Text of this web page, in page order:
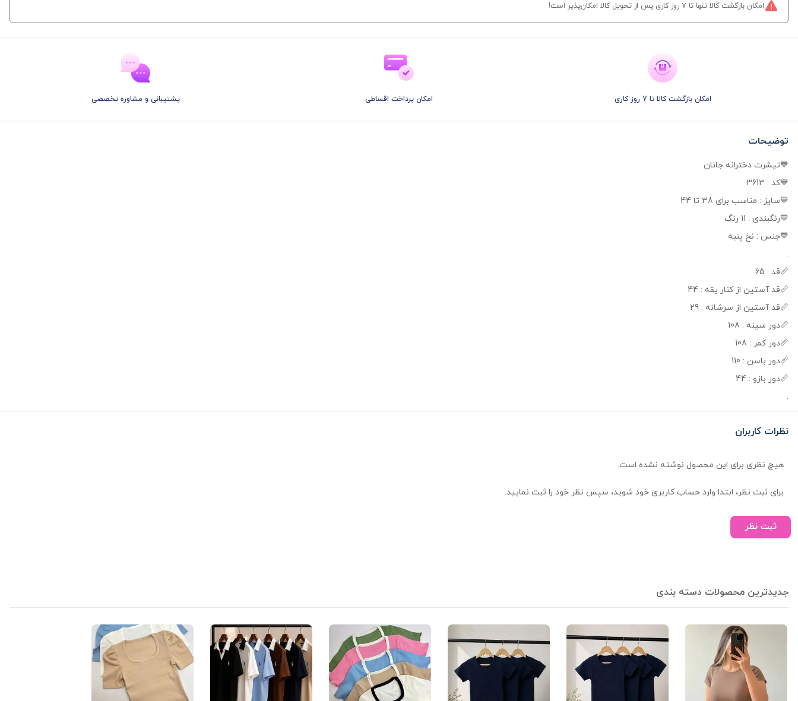
امکان بازگشت کالا تنها تا ۷ روز کاری پس از تحویل کالا امکان‌پذیر است!
امکان بازگشت کالا تا 7 روز کاری امکان پرداخت اقساطی پشتیبانی و مشاوره تخصصی
توضیحات
💙تیشرت دخترانه جانان
💙کد : 3613
💙سایز : مناسب برای 38 تا 44
💙رنگبندی : 11 رنگ
💙جنس : نخ پنبه
.
📏قد : 65
📏قد آستین از کنار یقه : 44
📏قد آستین از سرشانه : 29
📏دور سینه : 108
📏دور کمر : 108
📏دور باسن : 110
📏دور بازو : 44
.
نظرات کاربران
هیچ نظری برای این محصول نوشته نشده است.
برای ثبت نظر، ابتدا وارد حساب کاربری خود شوید، سپس نظر خود را ثبت نمایید.
ثبت نظر
جدیدترین محصولات دسته بندی